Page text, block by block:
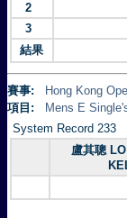
2
3
結果
賽事:
Hong Kong
項目:
Mens E
System Record 233
盧其聰